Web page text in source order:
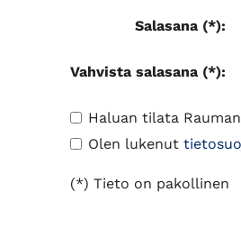
Salasana (*):
Vahvista salasana (*):
Haluan tilata
Olen lukenut
(*) Tieto on pakollinen